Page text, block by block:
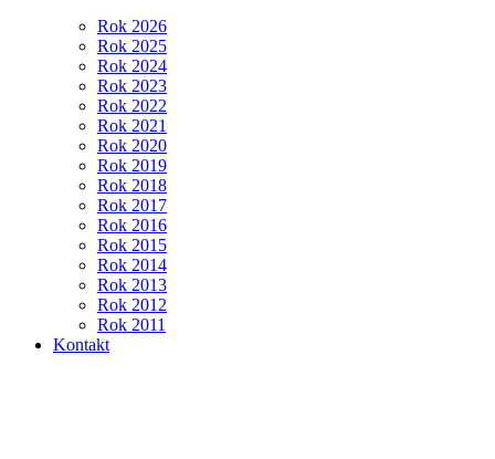
Rok 2026
Rok 2025
Rok 2024
Rok 2023
Rok 2022
Rok 2021
Rok 2020
Rok 2019
Rok 2018
Rok 2017
Rok 2016
Rok 2015
Rok 2014
Rok 2013
Rok 2012
Rok 2011
Kontakt